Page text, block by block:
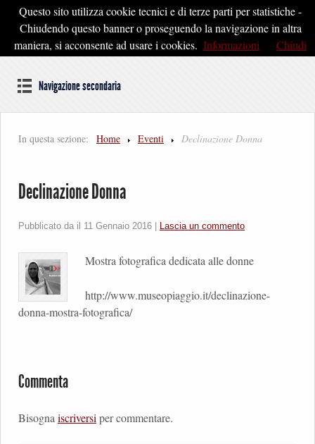
Pontedera2020
Dal cuore della Toscana un'idea di Futuro
Navigazione secondaria
In questa sezione: Home Eventi Declinazione Donna
Declinazione Donna
Pubblicato da il 11 Gennaio 2016 Lascia un commento
Mostra fotografica dedicata alle donne
http://www.museopiaggio.it/declinazione-
donna-mostra-fotografica/
Commenta
Bisognaiscriversiper commentare.
Questo sito utilizza cookie tecnici e di terze parti per statistiche -
Chiudendo questo banner o proseguendo la navigazione in altra
maniera, si acconsente ad usare i cookies. Informazioni Chiudi